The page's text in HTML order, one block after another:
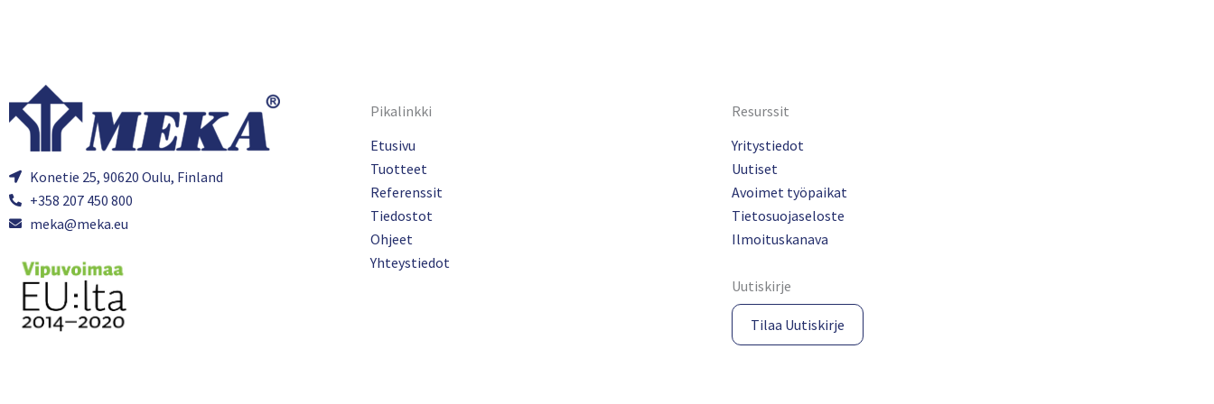
Konetie 25, 90620 Oulu, Finland
+358 207 450 800
meka@meka.eu
Pikalinkki
Etusivu
Tuotteet
Referenssit
Tiedostot
Ohjeet
Yhteystiedot
Resurssit
Yritystiedot
Uutiset
Avoimet työpaikat
Tietosuojaseloste
Ilmoituskanava
Uutiskirje
Tilaa Uutiskirje​